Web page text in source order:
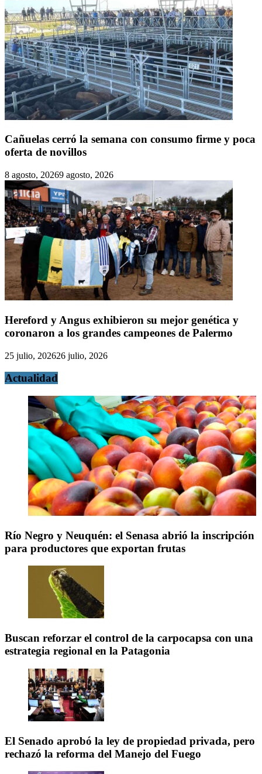
Cañuelas cerró la semana con consumo firme y poca
oferta de novillos
8 agosto, 20269 agosto, 2026
Hereford y Angus exhibieron su mejor genética y
coronaron a los grandes campeones de Palermo
25 julio, 202626 julio, 2026
Actualidad
Río Negro y Neuquén: el Senasa abrió la inscripción
para productores que exportan frutas
Buscan reforzar el control de la carpocapsa con una
estrategia regional en la Patagonia
El Senado aprobó la ley de propiedad privada, pero
rechazó la reforma del Manejo del Fuego